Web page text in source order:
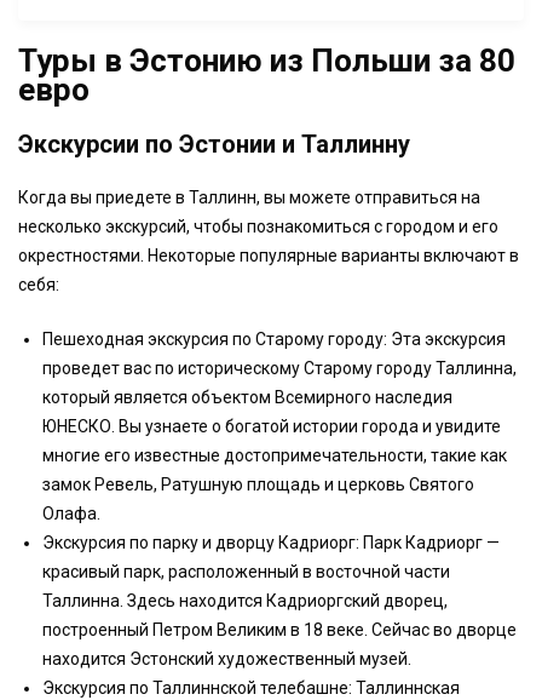
Туры в Эстонию из Польши за 80
евро
Экскурсии по Эстонии и Таллинну
Когда вы приедете в Таллинн, вы можете отправиться на
несколько экскурсий, чтобы познакомиться с городом и его
окрестностями. Некоторые популярные варианты включают в
себя:
Пешеходная экскурсия по Старому городу: Эта экскурсия
проведет вас по историческому Старому городу Таллинна,
который является объектом Всемирного наследия
ЮНЕСКО. Вы узнаете о богатой истории города и увидите
многие его известные достопримечательности, такие как
замок Ревель, Ратушную площадь и церковь Святого
Олафа.
Экскурсия по парку и дворцу Кадриорг: Парк Кадриорг —
красивый парк, расположенный в восточной части
Таллинна. Здесь находится Кадриоргский дворец,
построенный Петром Великим в 18 веке. Сейчас во дворце
находится Эстонский художественный музей.
Экскурсия по Таллиннской телебашне: Таллиннская